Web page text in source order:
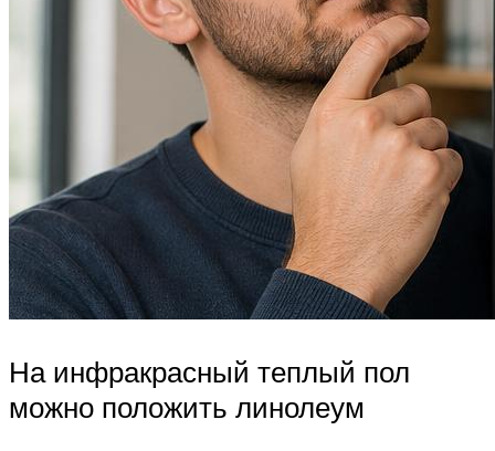
На инфракрасный теплый пол
можно положить линолеум